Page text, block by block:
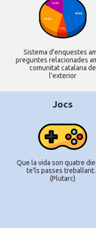
Sistema d'enquestes
preguntes relacionades
comunitat catalana de
l'exterior
Jocs
Que la vida son quatre
te'ls passes
(Plutarc)